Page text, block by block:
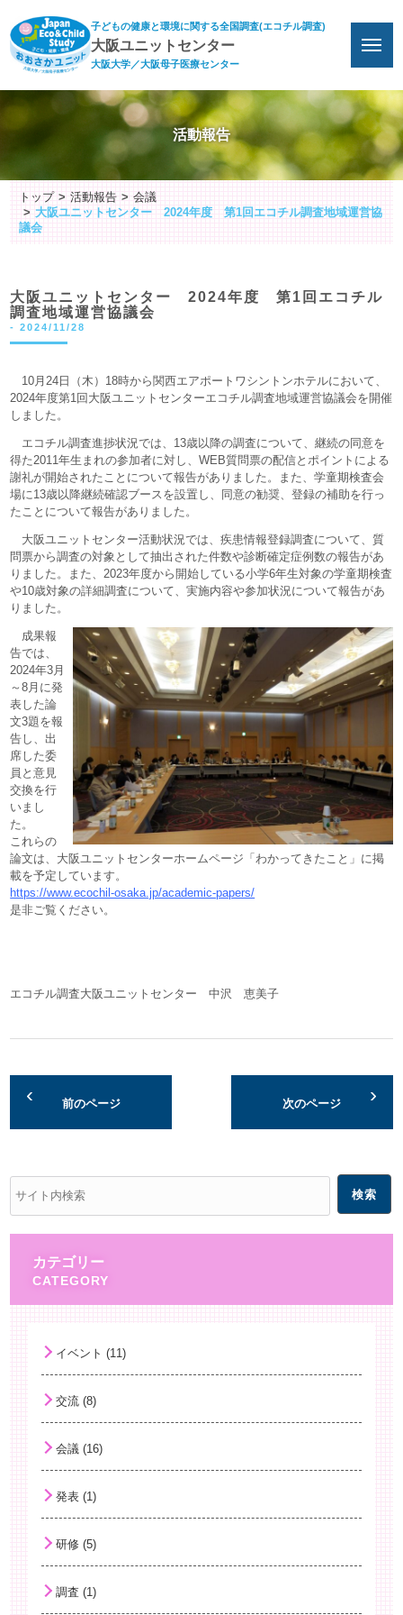
子どもの健康と環境に関する全国調査(エコチル調査)
大阪ユニットセンター
大阪大学／大阪母子医療センター
活動報告
トップ 活動報告
会議
大阪ユニットセンター 2024年度 第1回エコチル調査地域運営協
議会
大阪ユニットセンター 2024年度 第1回エコチル
調査地域運営協議会
-2024/11/28
10月24日（木）18時から関西エアポートワシントンホテルにおいて、
2024年度第1回大阪ユニットセンターエコチル調査地域運営協議会を開催
しました。
エコチル調査進捗状況では、13歳以降の調査について、継続の同意を
得た2011年生まれの参加者に対し、WEB質問票の配信とポイントによる
謝礼が開始されたことについて報告がありました。また、学童期検査会
場に13歳以降継続確認ブースを設置し、同意の勧奨、登録の補助を行っ
たことについて報告がありました。
大阪ユニットセンター活動状況では、疾患情報登録調査について、質
問票から調査の対象として抽出された件数や診断確定症例数の報告があ
りました。また、2023年度から開始している小学6年生対象の学童期検査
や10歳対象の詳細調査について、実施内容や参加状況について報告があ
りました。
成果報
告では、
2024年3月
～8月に発
表した論
文3題を報
告し、出
席した委
員と意見
交換を行
いまし
た。
これらの
論文は、大阪ユニットセンターホームページ「わかってきたこと」に掲
載を予定しています。
https://www.ecochil-osaka.jp/academic-papers/
是非ご覧ください。
エコチル調査大阪ユニットセンター 中沢 恵美子
前のページ 次のページ
カテゴリー
イベント (11)
交流 (8)
会議 (16)
発表 (1)
研修 (5)
調査 (1)